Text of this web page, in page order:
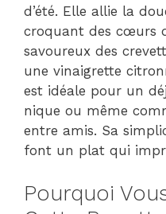
d’été. Elle allie la
croquant des cœurs
savoureux des
une vinaigrette
est idéale pour un
nique ou même
entre amis. Sa
font un plat qui
Pourquoi